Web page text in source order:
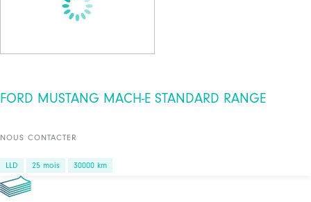
FORD MUSTANG MACH-E STANDARD RANGE
NOUS CONTACTER
LLD 25 mois 30000 km